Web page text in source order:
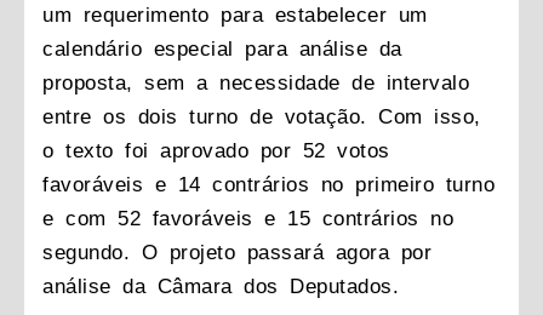
um requerimento para estabelecer um
calendário especial para análise da
proposta, sem a necessidade de intervalo
entre os dois turno de votação. Com isso,
o texto foi aprovado por 52 votos
favoráveis e 14 contrários no primeiro turno
e com 52 favoráveis e 15 contrários no
segundo. O projeto passará agora por
análise da Câmara dos Deputados.